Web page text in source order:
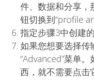
件、数据和分享，
钮切换到“profile
指定步骤3中创建
如果您想要选择传
“Advanced”菜单
西，就不需要点击